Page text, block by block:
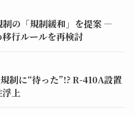
制の「規制緩和」を提案 ―
行ルールを再検討
制に“待った”!? R-410A設置
上